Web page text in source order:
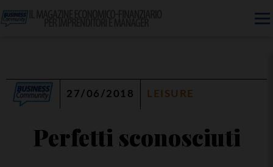
27/06/2018 LEISURE
Perfetti sconosciuti